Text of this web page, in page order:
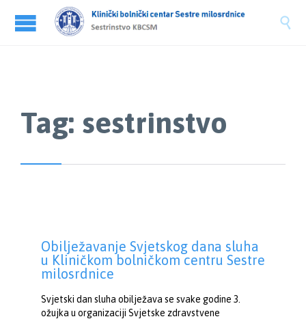

Tag: sestrinstvo
Obilježavanje Svjetskog dana sluha
u Kliničkom bolničkom centru Sestre
milosrdnice
Svjetski dan sluha obilježava se svake godine 3.
ožujka u organizaciji Svjetske zdravstvene